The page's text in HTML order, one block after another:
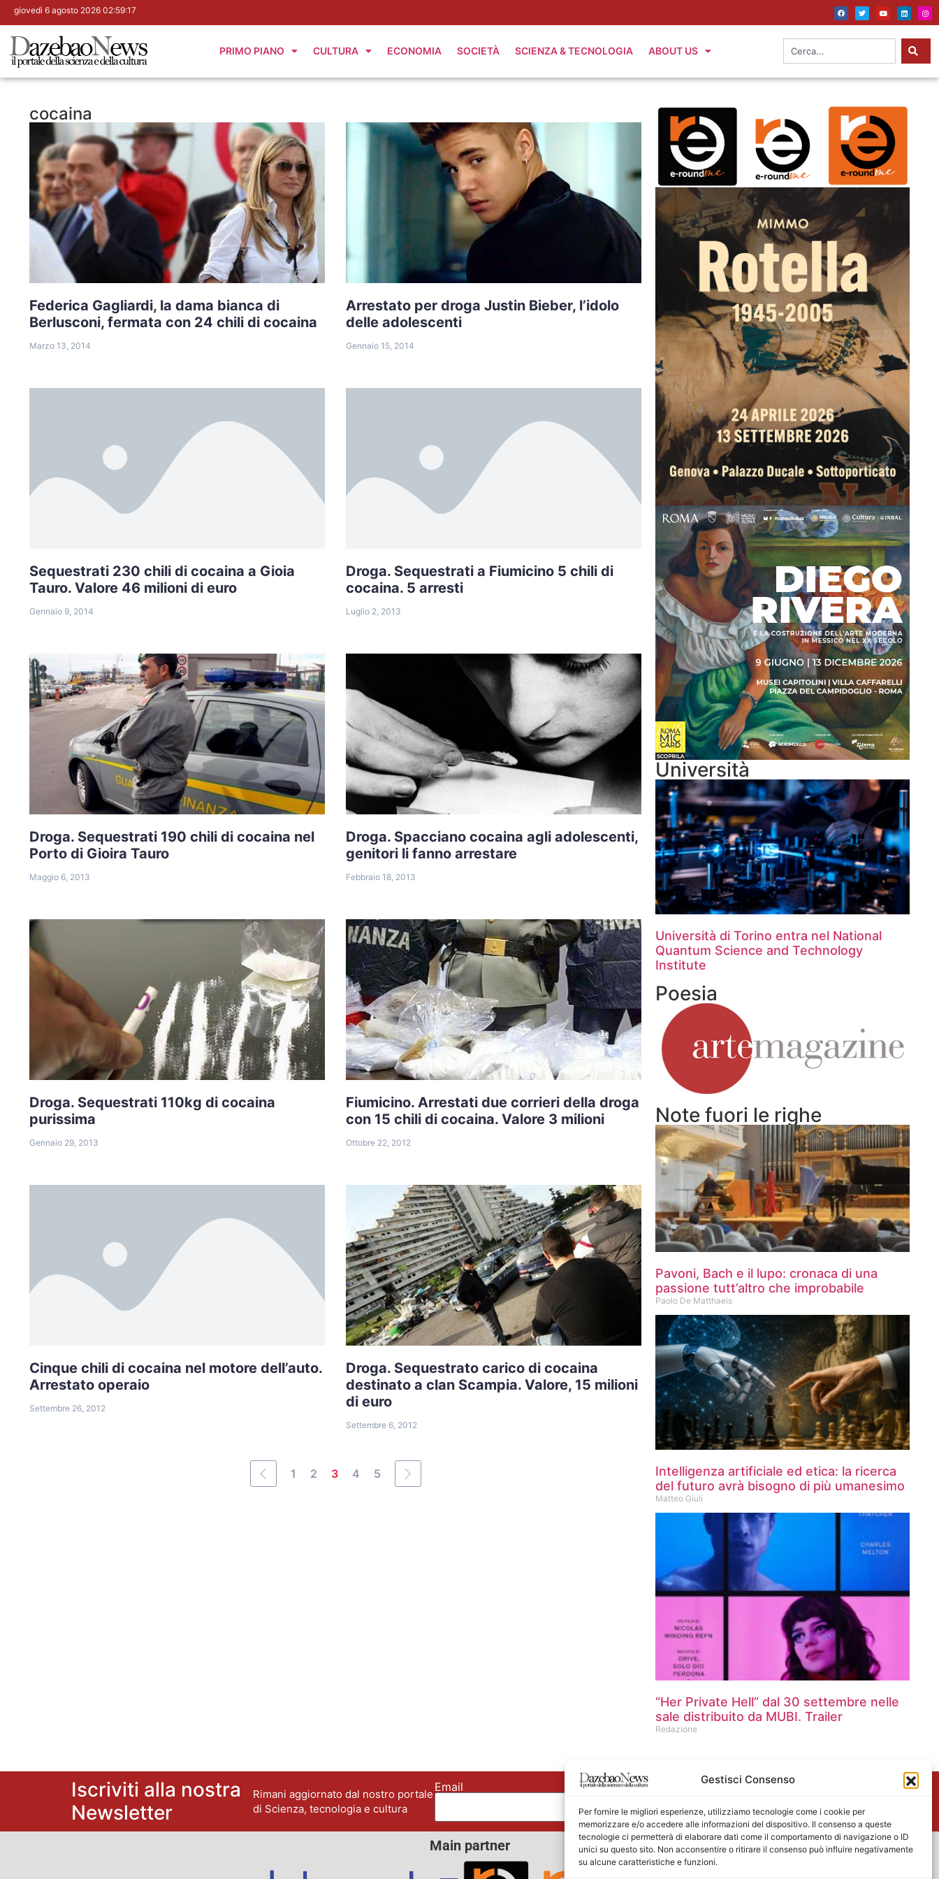
Gestisci Consenso
Per fornire le migliori esperienze, utilizziamo tecnologie come i cookie per
memorizzare e/o accedere alle informazioni del dispositivo. Il consenso a queste
tecnologie ci permetterà di elaborare dati come il comportamento di navigazione o ID
unici su questo sito. Non acconsentire o ritirare il consenso può influire negativamente
su alcune caratteristiche e funzioni.
giovedì 6 agosto 2026 02:59:18
PRIMO PIANO CULTURA ECONOMIA SOCIETÀ SCIENZA & TECNOLOGIA ABOUT US
cocaina
Federica Gagliardi, la dama bianca di
Berlusconi, fermata con 24 chili di cocaina
Marzo 13, 2014
Arrestato per droga Justin Bieber, l’idolo
delle adolescenti
Gennaio 15, 2014
Sequestrati 230 chili di cocaina a Gioia
Tauro. Valore 46 milioni di euro
Gennaio 9, 2014
Droga. Sequestrati a Fiumicino 5 chili di
cocaina. 5 arresti
Luglio 2, 2013
Droga. Sequestrati 190 chili di cocaina nel
Porto di Gioira Tauro
Maggio 6, 2013
Droga. Spacciano cocaina agli adolescenti,
genitori li fanno arrestare
Febbraio 18, 2013
Droga. Sequestrati 110kg di cocaina
purissima
Gennaio 29, 2013
Fiumicino. Arrestati due corrieri della droga
con 15 chili di cocaina. Valore 3 milioni
Ottobre 22, 2012
Cinque chili di cocaina nel motore dell’auto.
Arrestato operaio
Settembre 26, 2012
Droga. Sequestrato carico di cocaina
destinato a clan Scampia. Valore, 15 milioni
di euro
Settembre 6, 2012
1 2 3 4 5
Università
Università di Torino entra nel National
Quantum Science and Technology
Institute
Poesia
Note fuori le righe
Pavoni, Bach e il lupo: cronaca di una
passione tutt’altro che improbabile
Paolo De Matthaeis
Intelligenza artificiale ed etica: la ricerca
del futuro avrà bisogno di più umanesimo
Matteo Giuli
“Her Private Hell” dal 30 settembre nelle
sale distribuito da MUBI. Trailer
Redazione
Iscriviti alla nostra
Newsletter
Rimani aggiornato dal nostro portale
di Scienza, tecnologia e cultura
Email Nome
Main partner